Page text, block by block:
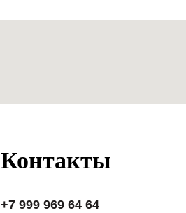
Контакты
+7 999 969 64 64